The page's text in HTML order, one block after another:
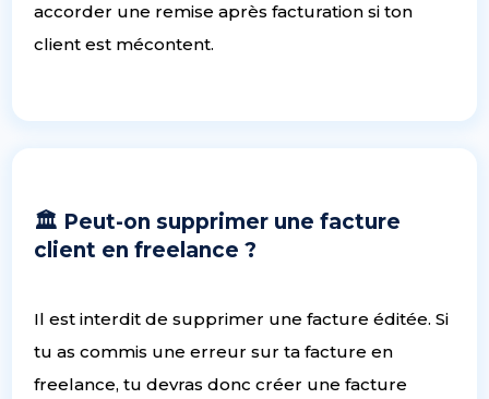
accorder une remise après facturation si ton
client est mécontent.
🏛 Peut-on supprimer une facture
client en freelance ?
Il est interdit de supprimer une facture éditée. Si
tu as commis une erreur sur ta facture en
freelance, tu devras donc créer une facture